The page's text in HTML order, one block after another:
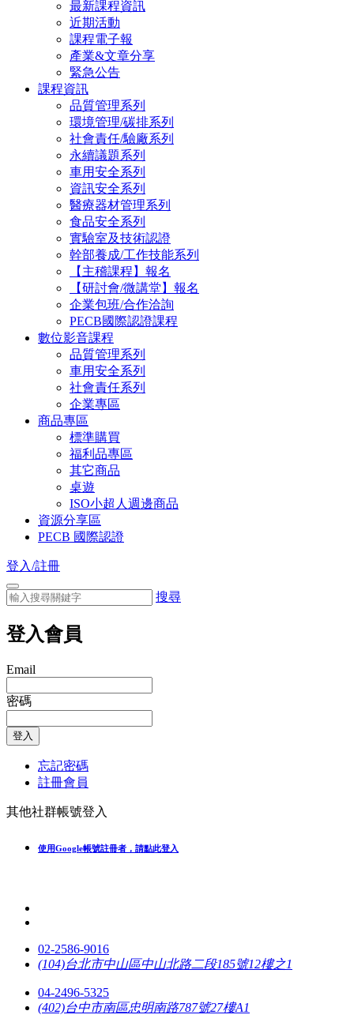
最新課程資訊
近期活動
課程電子報
產業&文章分享
緊急公告
課程資訊
品質管理系列
環境管理/碳排系列
社會責任/驗廠系列
永續議題系列
車用安全系列
資訊安全系列
醫療器材管理系列
食品安全系列
實驗室及技術認證
幹部養成/工作技能系列
【主稽課程】報名
【研討會/微講堂】報名
企業包班/合作洽詢
PECB國際認證課程
數位影音課程
品質管理系列
車用安全系列
社會責任系列
企業專區
商品專區
標準購買
福利品專區
其它商品
桌遊
ISO小超人週邊商品
資源分享區
PECB 國際認證
登入/註冊
搜尋
登入會員
Email
密碼
登入
忘記密碼
註冊會員
其他社群帳號登入
使用Google帳號註冊者，請點此登入
02-2586-9016
(104)台北市中山區中山北路二段185號12樓之1
04-2496-5325
(402)台中市南區忠明南路787號27樓A1